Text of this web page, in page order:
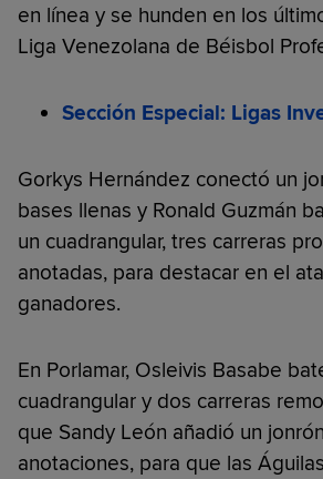
en línea y se hunden en los
Liga Venezolana de Béisbol
Sección Especial: Ligas
Gorkys Hernández conectó un
bases llenas y Ronald Guzmán
un cuadrangular, tres carreras
anotadas, para destacar en el
ganadores.
En Porlamar, Osleivis Basabe
cuadrangular y dos carreras
que Sandy León añadió un
anotaciones, para que las